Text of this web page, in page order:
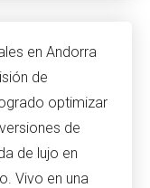
en Andorra
de
optimizar
de
de lujo en
Vivo en una